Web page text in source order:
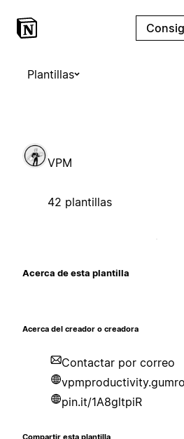
Plantillas
VPM
42 plantillas
Acerca de esta plantilla
Acerca del creador o creadora
Contactar por correo
pin.it/1A8gltpiR